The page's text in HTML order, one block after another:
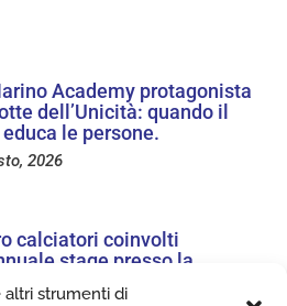
altri strumenti di
Academy protagonista
dell’Unicità: quando il
le persone.
2026
calciatori coinvolti
stage presso la
InVolo